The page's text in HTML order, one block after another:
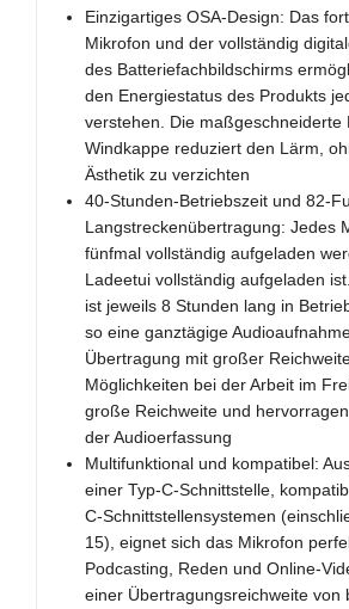
Einzigartiges OSA-Design: Das
Mikrofon und der vollständig
des Batteriefachbildschirms
den Energiestatus des Produkts
verstehen. Die maßgeschneiderte
Windkappe reduziert den Lärm,
Ästhetik zu verzichten
40-Stunden-Betriebszeit und 82-
Langstreckenübertragung: Jedes
fünfmal vollständig aufgeladen
Ladeetui vollständig aufgeladen
ist jeweils 8 Stunden lang in
so eine ganztägige
Übertragung mit großer
Möglichkeiten bei der Arbeit im
große Reichweite und
der Audioerfassung
Multifunktional und kompatibel:
einer Typ-C-Schnittstelle,
C-Schnittstellensystemen
15), eignet sich das Mikrofon
Podcasting, Reden und Online-
einer Übertragungsreichweite von